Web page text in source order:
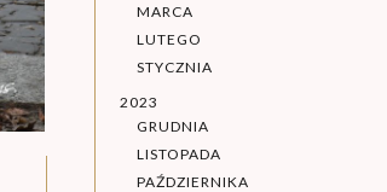
MARCA
LUTEGO
STYCZNIA
2023
GRUDNIA
LISTOPADA
PAŹDZIERNIKA